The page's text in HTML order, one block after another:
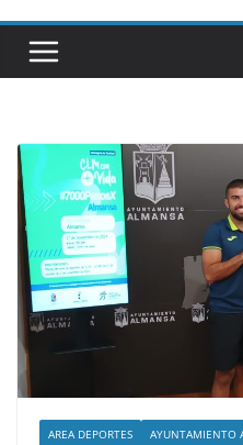
AREA DEPORTES AYUNTAMIENTO